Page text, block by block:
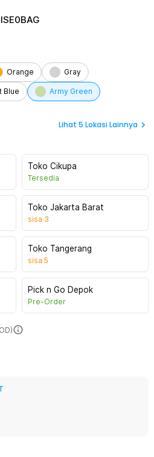
Orange Gray
Blue Army Green
Lihat 5 Lokasi Lainnya
Toko Cikupa
Tersedia
Toko Jakarta Barat
sisa 3
Toko Tangerang
sisa 5
Pick n Go Depok
Pre-Order